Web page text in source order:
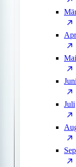
Mai
Juni
Juli